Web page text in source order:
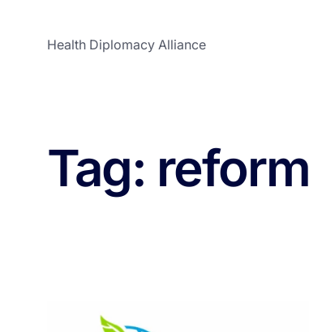
Health Diplomacy Alliance
Tag: reform